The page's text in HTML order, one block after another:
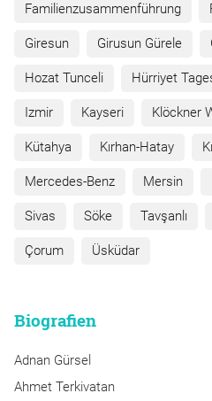
Familienzusammenführung
Giresun Girusun Gürele
Hozat Tunceli Hürriyet
Izmir Kayseri Klöckner
Kütahya Kırhan-Hatay
Mercedes-Benz Mersin
Sivas Söke Tavşanlı
Çorum Üsküdar
Biografien
Adnan Gürsel
Ahmet Terkivatan